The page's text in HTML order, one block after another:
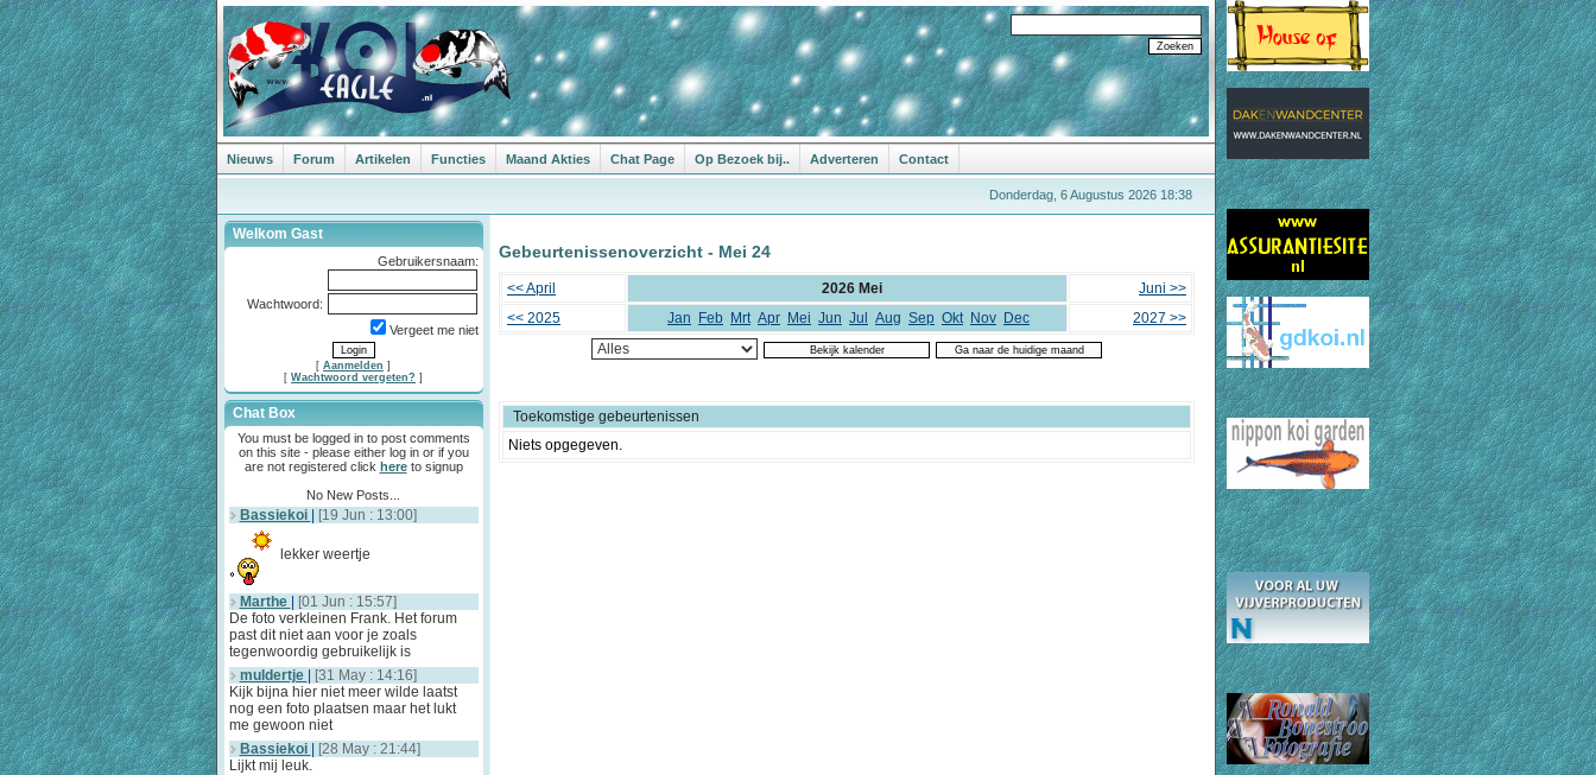
Nieuws Forum Artikelen Functies Maand Akties Chat Page Op Bezoek bij.. Adverteren Contact
Donderdag, 6 Augustus 2026 18:38
Welkom Gast
Gebruikersnaam:
Wachtwoord:
Vergeet me niet
[ Aanmelden ]
[ Wachtwoord vergeten? ]
Chat Box
You must be logged in to post comments
on this site - please either log in or if you
are not registered click hereto signup
No New Posts...
Bassiekoi [19 Jun : 13:00]
lekker weertje
Marthe
[01 Jun : 15:57]
De foto verkleinen Frank. Het forum
past dit niet aan voor je zoals
tegenwoordig gebruikelijk is
muldertje
[31 May : 14:16]
Kijk bijna hier niet meer wilde laatst
nog een foto plaatsen maar het lukt
me gewoon niet
Bassiekoi
[28 May : 21:44]
Lijkt mij leuk.
Gebeurtenissenoverzicht - Mei 24
<< April 2026 Mei
Juni >>
<< 2025
Jan Feb Mrt Apr Mei Jun Jul Aug Sep Okt Nov Dec 2027 >>
Toekomstige gebeurtenissen
Niets opgegeven.